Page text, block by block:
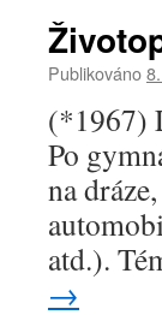
Publikováno
(*1967)
Po
na
atd.).
→